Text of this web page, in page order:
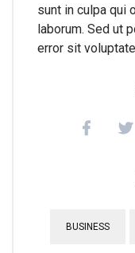
sunt in culpa qui
laborum. Sed ut
error sit
BUSINESS